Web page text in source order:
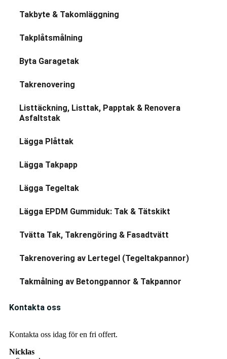
Takbyte & Takomläggning
Takplåtsmålning
Byta Garagetak
Takrenovering
Listtäckning, Listtak, Papptak & Renovera
Asfaltstak
Lägga Plåttak
Lägga Takpapp
Lägga Tegeltak
Lägga EPDM Gummiduk: Tak & Tätskikt
Tvätta Tak, Takrengöring & Fasadtvätt
Takrenovering av Lertegel (Tegeltakpannor)
Takmålning av Betongpannor & Takpannor
Kontakta oss
Kontakta oss idag för en fri offert.
Nicklas